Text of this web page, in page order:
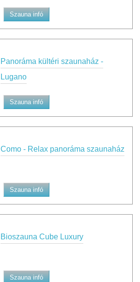
Szauna infó
Panoráma kültéri szaunaház -
Lugano
Szauna infó
Como - Relax panoráma szaunaház
Szauna infó
Bioszauna Cube Luxury
Szauna infó